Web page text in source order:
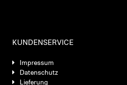
KUNDENSERVICE
Impressum
Datenschutz
Lieferung